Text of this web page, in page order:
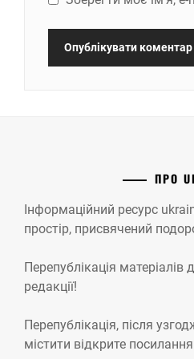
ПРО
Інформаційний ресурс
простір, присвячений
Перепублікація
редакції!
Перепублікація, після
містити відкрите